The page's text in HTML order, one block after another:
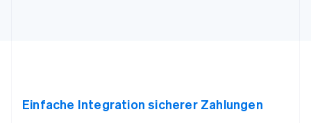
Einfache Integration sicherer Zahlungen